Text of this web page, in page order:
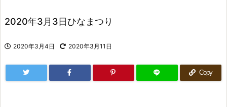
2020年3月3日ひなまつり
2020年3月4日 2020年3月11日
Copy